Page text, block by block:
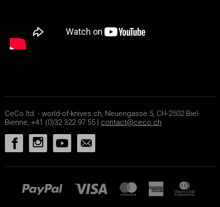
CeCo ltd. - world-of-knives.ch, Neuengasse 5, CH-2502 Biel-
Bienne, +41 (0)32 322 97 55 | contact@ceco.ch